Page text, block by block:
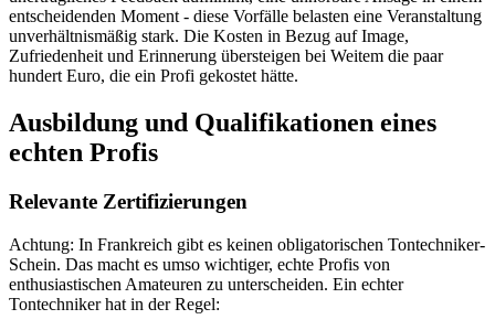
entscheidenden Moment - diese Vorfälle belasten eine Veranstaltung
unverhältnismäßig stark. Die Kosten in Bezug auf Image,
Zufriedenheit und Erinnerung übersteigen bei Weitem die paar
hundert Euro, die ein Profi gekostet hätte.
Ausbildung und Qualifikationen eines
echten Profis
Relevante Zertifizierungen
Achtung: In Frankreich gibt es keinen obligatorischen Tontechniker-
Schein. Das macht es umso wichtiger, echte Profis von
enthusiastischen Amateuren zu unterscheiden. Ein echter
Tontechniker hat in der Regel: